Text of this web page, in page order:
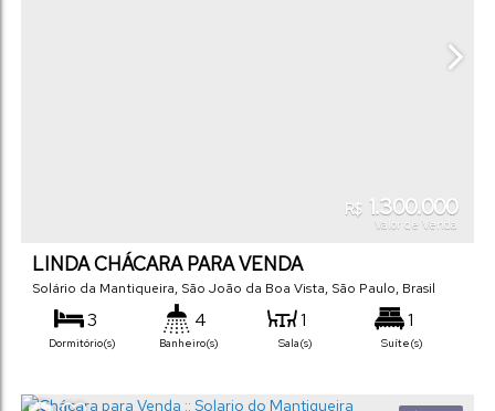
R$ 1.300.000
Valor de Venda
LINDA CHÁCARA PARA VENDA
Solário da Mantiqueira, São João da Boa Vista, São Paulo, Brasil
3
Dormitório(s)
4
Banheiro(s)
1
Sala(s)
1
Suíte(s)